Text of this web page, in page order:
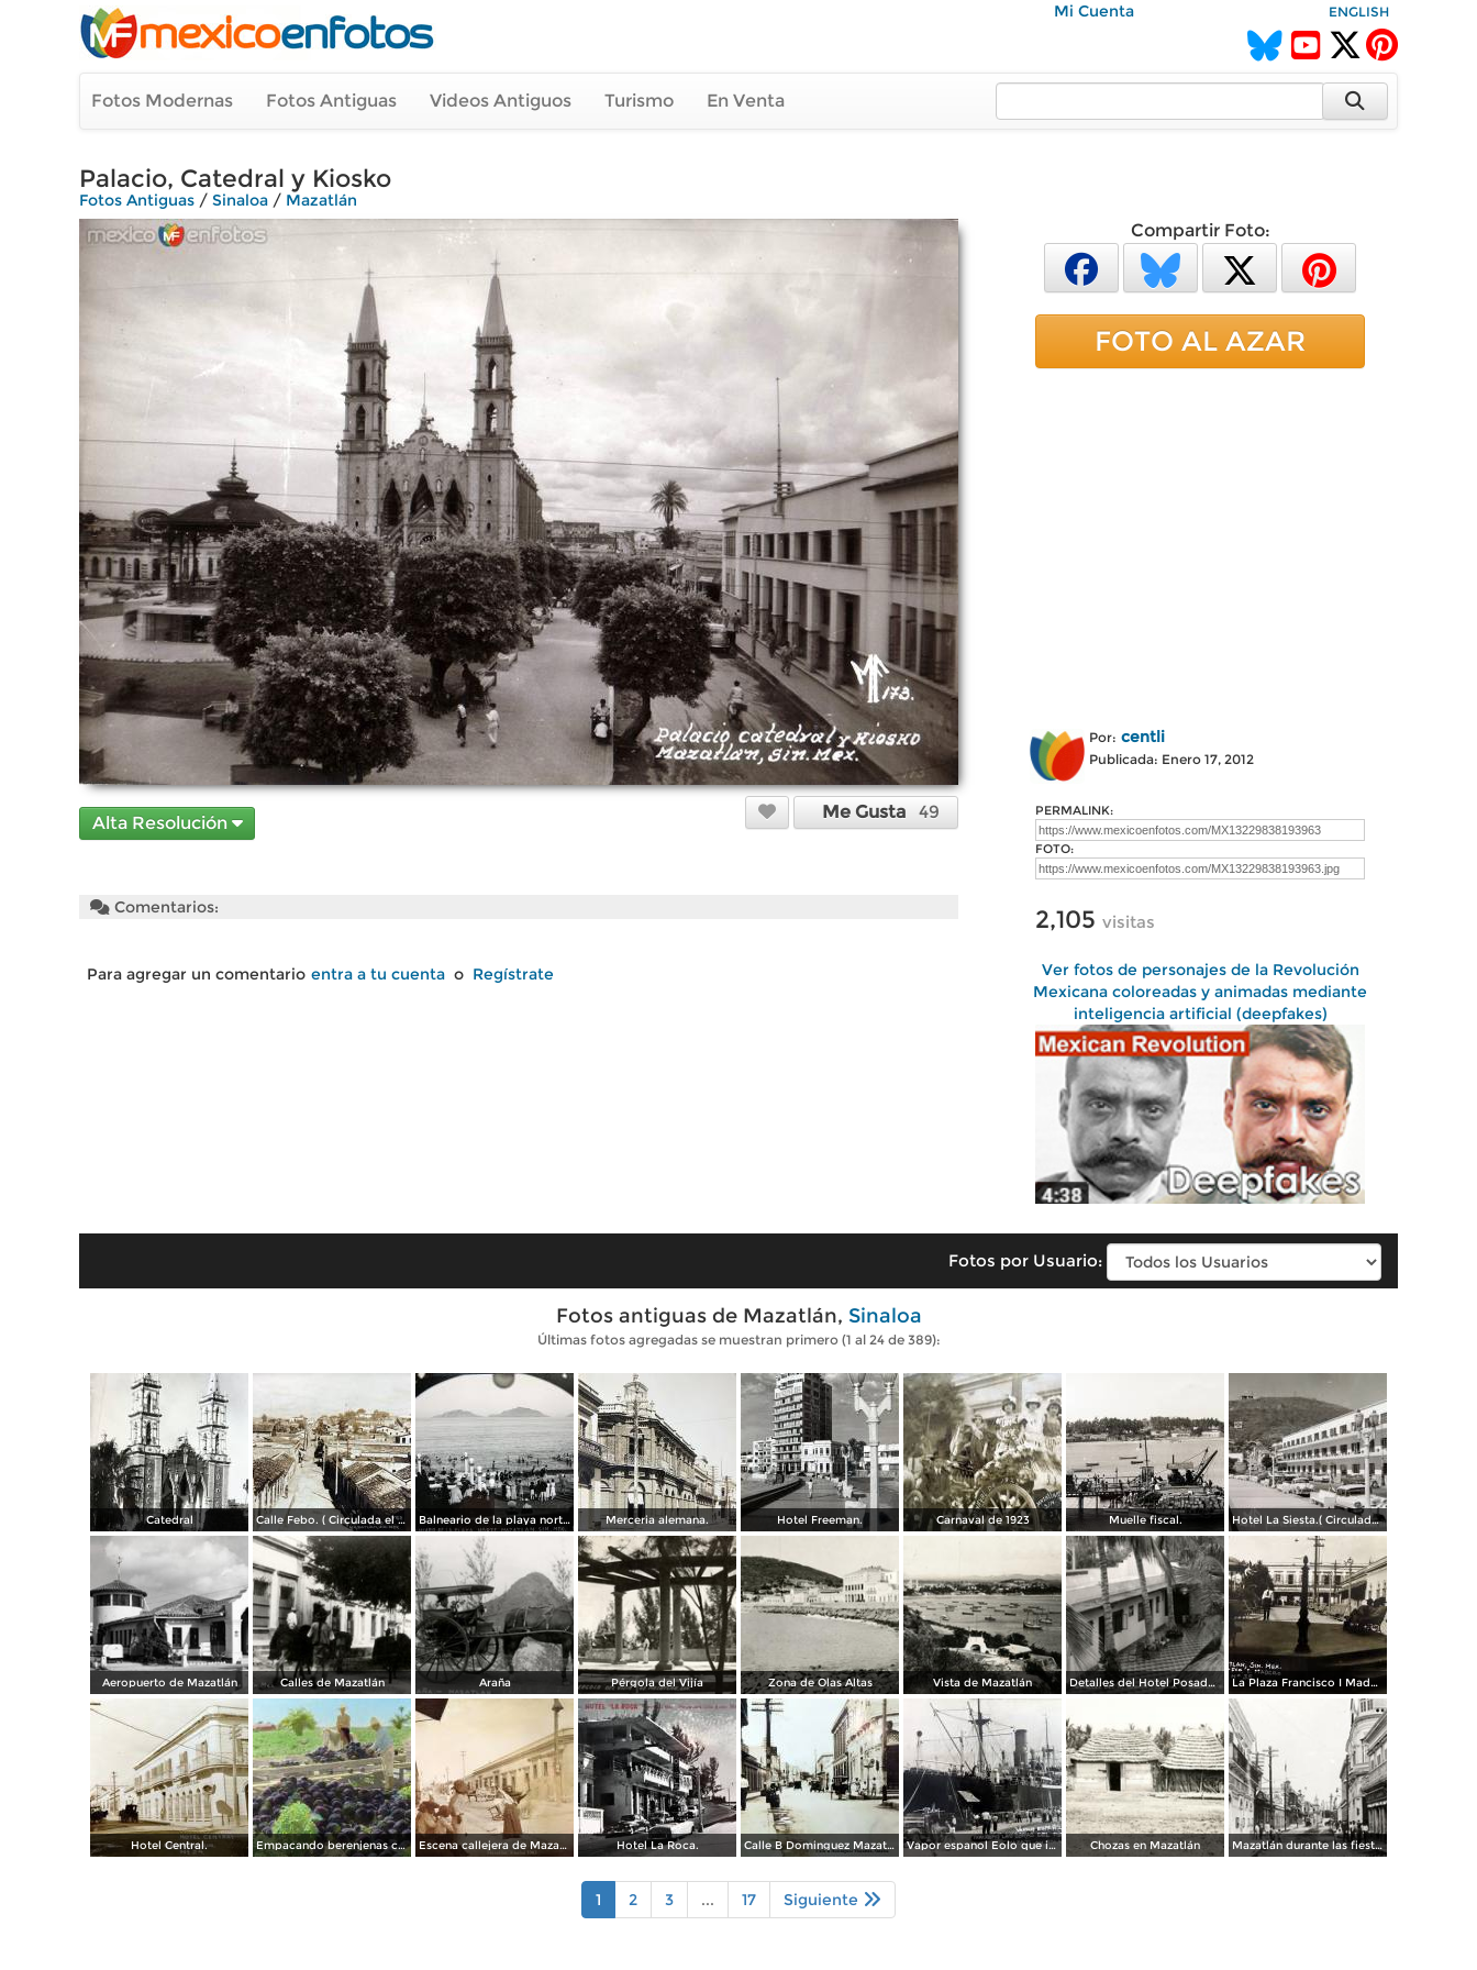
Mi Cuenta ENGLISH
Fotos Modernas Fotos Antiguas Videos Antiguos Turismo En Venta
Palacio, Catedral y Kiosko
Fotos Antiguas / Sinaloa / Mazatlán
Alta Resolución
Me Gusta 49
Comentarios:
Para agregar un comentario entra a tu cuenta o Regístrate
Compartir Foto:
FOTO AL AZAR
Por: centli
Publicada: Enero 17, 2012
PERMALINK:
FOTO:
2,105 visitas
Ver fotos de personajes de la Revolución
Mexicana coloreadas y animadas mediante
inteligencia artificial (deepfakes)
Fotos por Usuario:
Fotos antiguas de Mazatlán, Sinaloa
Últimas fotos agregadas se muestran primero (1 al 24 de 389):
Catedral Calle Febo. ( Circulada el 22 de Septiembre de 1934 ). Balneario de la playa norte. Merceria alemana. Hotel Freeman. Carnaval de 1923 Muelle fiscal. Hotel La Siesta.( Circulada el 30 de Octubre de 1956 ).
Aeropuerto de Mazatlán Calles de Mazatlán Araña Pérgola del Vijía Zona de Olas Altas Vista de Mazatlán Detalles del Hotel Posada Colonial La Plaza Francisco I Madero.
Hotel Central. Empacando berenjenas cerca de Mazatlan 1928 Escena callejera de Mazatlán, Sinaloa 1903. Hotel La Roca. Calle B Dominguez Mazatlán, Sinaloa ( Circulada el 25 de Abril de 1932 ). Vapor espanol Eolo que ignaguro las obras del puerto. Chozas en Mazatlán Mazatlán durante las fiestas del Centenario de la Independencia (1910)
1 2 3 ... 17 Siguiente